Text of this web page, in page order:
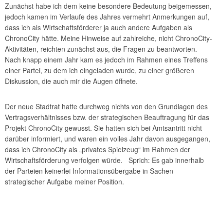
Zunächst habe ich dem keine besondere Bedeutung beigemessen,
jedoch kamen im Verlaufe des Jahres vermehrt Anmerkungen auf,
dass ich als Wirtschaftsförderer ja auch andere Aufgaben als
ChronoCity hätte. Meine Hinweise auf zahlreiche, nicht ChronoCity-
Aktivitäten, reichten zunächst aus, die Fragen zu beantworten.
Nach knapp einem Jahr kam es jedoch im Rahmen eines Treffens
einer Partei, zu dem ich eingeladen wurde, zu einer größeren
Diskussion, die auch mir die Augen öffnete.
Der neue Stadtrat hatte durchweg nichts von den Grundlagen des
Vertragsverhältnisses bzw. der strategischen Beauftragung für das
Projekt ChronoCity gewusst. Sie hatten sich bei Amtsantritt nicht
darüber informiert, und waren ein volles Jahr davon ausgegangen,
dass ich ChronoCity als „privates Spielzeug“ im Rahmen der
Wirtschaftsförderung verfolgen würde. Sprich: Es gab innerhalb
der Parteien keinerlei Informationsübergabe in Sachen
strategischer Aufgabe meiner Position.